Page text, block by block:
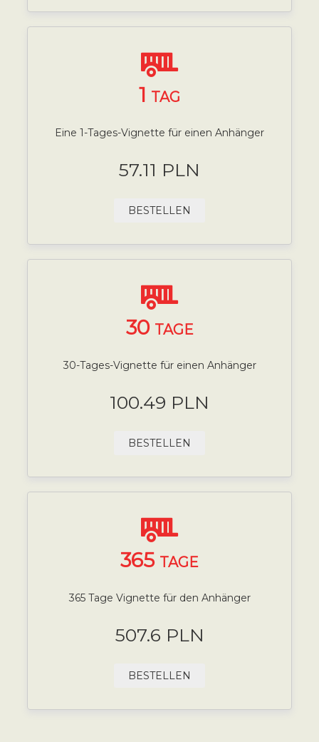
1 TAG
Eine 1-Tages-Vignette für einen Anhänger
57.11 PLN
BESTELLEN
30 TAGE
30-Tages-Vignette für einen Anhänger
100.49 PLN
BESTELLEN
365 TAGE
365 Tage Vignette für den Anhänger
507.6 PLN
BESTELLEN